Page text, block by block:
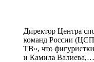
Директор Центра
команд России
ТВ», что
и Камила Валиева,…